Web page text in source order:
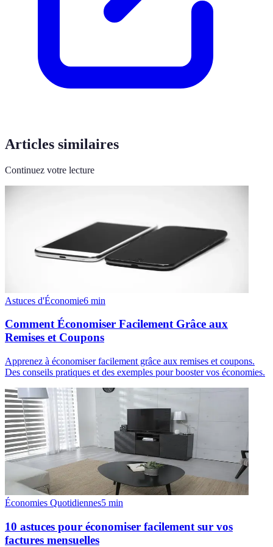
Articles similaires
Continuez votre lecture
Astuces d'Économie6 min
Comment Économiser Facilement Grâce aux
Remises et Coupons
Apprenez à économiser facilement grâce aux remises et coupons.
Des conseils pratiques et des exemples pour booster vos économies.
Économies Quotidiennes5 min
10 astuces pour économiser facilement sur vos
factures mensuelles